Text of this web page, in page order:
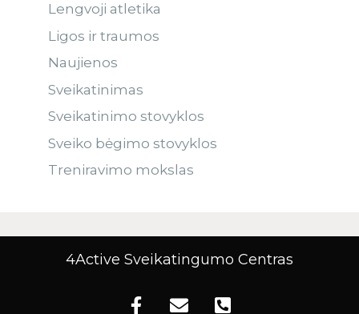
Lengvoji atletika
Ligos ir traumos
Naujienos
Sveikatinimas
Sveikatinimo stovyklos
Sveiko bėgimo stovyklos
Treniravimo mokslas
4Active Sveikatingumo Centras